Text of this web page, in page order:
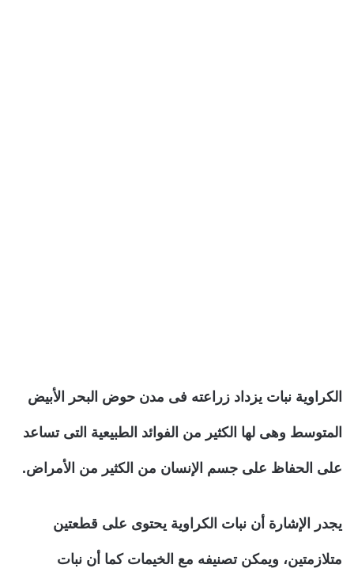
الكراوية نبات يزداد زراعته فى مدن حوض البحر الأبيض
المتوسط وهى لها الكثير من الفوائد الطبيعية التى تساعد
على الحفاظ على جسم الإنسان من الكثير من الأمراض.
يجدر الإشارة أن نبات الكراوية يحتوى على قطعتين
متلازمتين، ويمكن تصنيفه مع الخيمات كما أن نبات